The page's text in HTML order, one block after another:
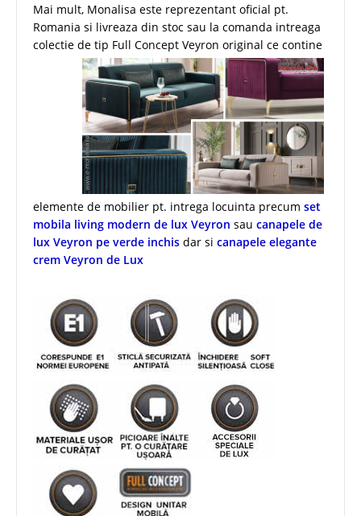
Mai mult, Monalisa este reprezentant oficial pt.
Romania si livreaza din stoc sau la comanda intreaga
colectie de tip Full Concept Veyron original ce contine
elemente de mobilier pt. intrega locuinta precum set
mobila living modern de lux Veyron sau canapele de
lux Veyron pe verde inchis dar si canapele elegante
crem Veyron de Lux